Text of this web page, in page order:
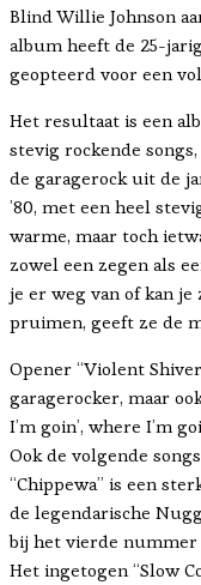
Blind Willie Johnson
album heeft de 25-
geopteerd voor een
Het resultaat is een
stevig rockende
de garagerock uit de
’80, met een heel
warme, maar toch
zowel een zegen als
je er weg van of kan
pruimen, geeft ze de
Opener “Violent
garagerocker, maar
I’m goin’, where I’m
Ook de volgende
“Chippewa” is een
de legendarische
bij het vierde nummer
Het ingetogen “Slow